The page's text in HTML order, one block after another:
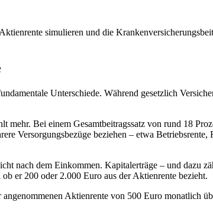
simulieren und die
Unterschiede. Während gesetzlich
Bei einem Gesamtbeitragssatz von rund 18
Versorgungsbezüge beziehen – etwa
nach dem Einkommen. Kapitalerträge – und dazu
er 200 oder 2.000 Euro aus der Aktienrente bezieht.
Aktienrente von 500 Euro monatlich